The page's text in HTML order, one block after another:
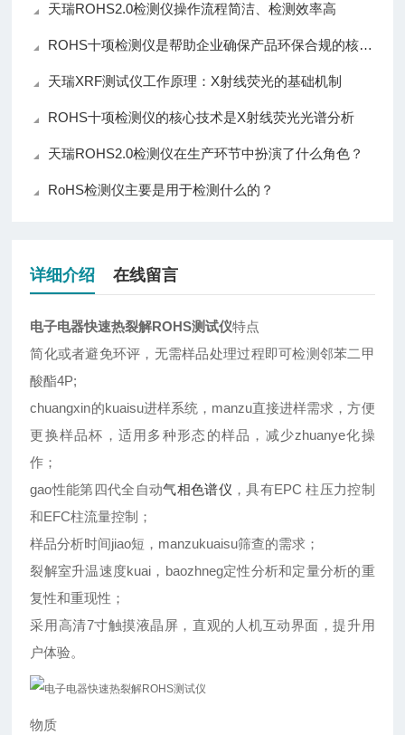
天瑞ROHS2.0检测仪操作流程简洁、检测效率高
ROHS十项检测仪是帮助企业确保产品环保合规的核心仪器
天瑞XRF测试仪工作原理：X射线荧光的基础机制
ROHS十项检测仪的核心技术是X射线荧光光谱分析
天瑞ROHS2.0检测仪在生产环节中扮演了什么角色？
RoHS检测仪主要是用于检测什么的？
详细介绍 在线留言
电子电器快速热裂解ROHS测试仪特点
简化或者避免环评，无需样品处理过程即可检测邻苯二甲
酸酯4P;
chuangxin的kuaisu进样系统，manzu直接进样需求，方便
更换样品杯，适用多种形态的样品，减少zhuanye化操
作；
gao性能第四代全自动气相色谱仪 ，具有EPC 柱压力控制
和EFC柱流量控制；
样品分析时间jiao短，manzukuaisu筛查的需求；
裂解室升温速度kuai，baozhneg定性分析和定量分析的重
复性和重现性；
采用高清7寸触摸液晶屏，直观的人机互动界面，提升用
户体验。
物质